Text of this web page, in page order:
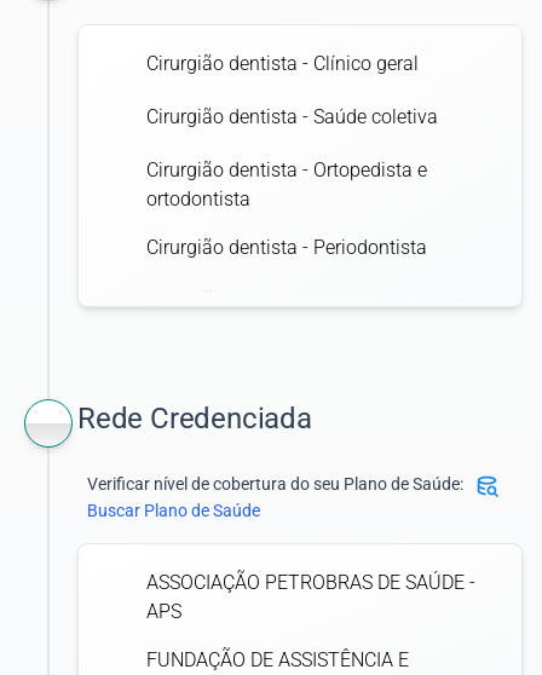
Cirurgião dentista - Clínico geral
Cirurgião dentista - Saúde coletiva
Cirurgião dentista - Ortopedista e
ortodontista
Cirurgião dentista - Periodontista
Rede Credenciada
Verificar nível de cobertura do seu Plano de Saúde:
Buscar Plano de Saúde
ASSOCIAÇÃO PETROBRAS DE SAÚDE -
APS
FUNDAÇÃO DE ASSISTÊNCIA E